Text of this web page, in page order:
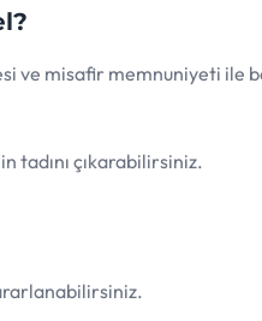
ve misafir memnuniyeti ile
tadını çıkarabilirsiniz.